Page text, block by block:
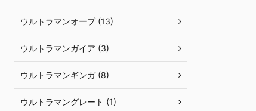
ウルトラマンオーブ (13)
ウルトラマンガイア (3)
ウルトラマンギンガ (8)
ウルトラマングレート (1)